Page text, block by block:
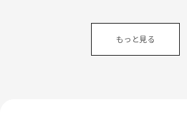
もっと見る